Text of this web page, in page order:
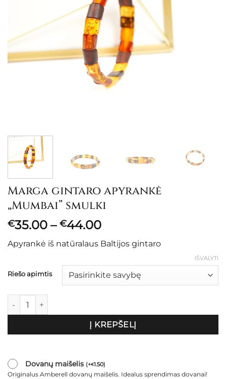
Marga gintaro apyrankė
„Mumbai” smulki
€35.00 – €44.00Price
€35.00
€44.00
Apyrankė iš natūralaus Baltijos gintaro
Riešo apimtis
IŠVALYTI
produkto kiekis: Marga gintaro apyrankė "Mumbai" smulki
Į KREPŠELĮ
Dovanų maišelis (+€1.50)
Originalus Amberell dovanų maišelis. Idealus sprendimas dovanai!